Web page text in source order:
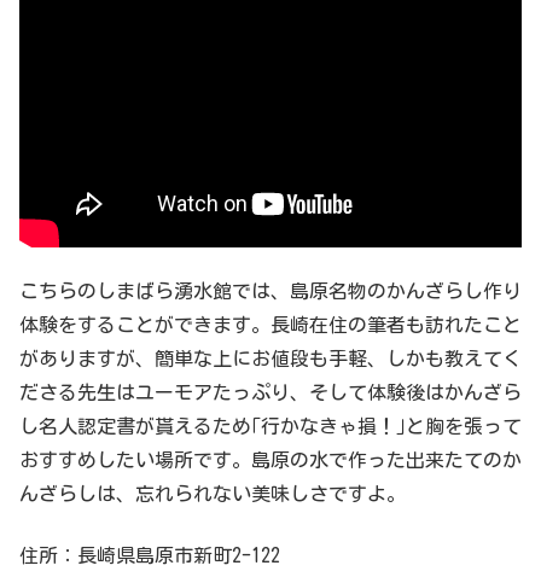
こちらのしまばら湧水館では、島原名物のかんざらし作り
体験をすることができます。長崎在住の筆者も訪れたこと
がありますが、簡単な上にお値段も手軽、しかも教えてく
ださる先生はユーモアたっぷり、そして体験後はかんざら
し名人認定書が貰えるため｢行かなきゃ損！｣と胸を張って
おすすめしたい場所です。島原の水で作った出来たてのか
んざらしは、忘れられない美味しさですよ。
住所：長崎県島原市新町2-122